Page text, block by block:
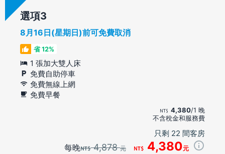
選項
8月16日(星期日)前可免費取消
省 12%
1 張加大雙人床
免費自助停車
免費無線上網
免費早餐
4,380/1 晚
不含稅金和服務費
只剩 22 間客房
每晚 4,878元 4,380元